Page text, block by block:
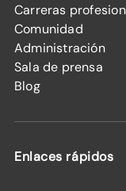
Carreras
Comunidad
Administración
Sala de prensa
Blog
Enlaces rápidos